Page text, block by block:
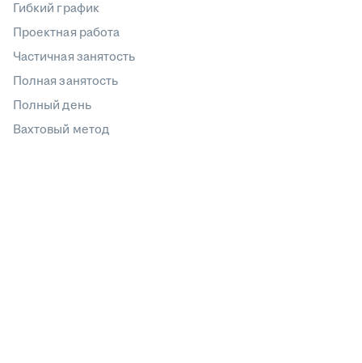
Гибкий график
Проектная работа
Частичная занятость
Полная занятость
Полный день
Вахтовый метод